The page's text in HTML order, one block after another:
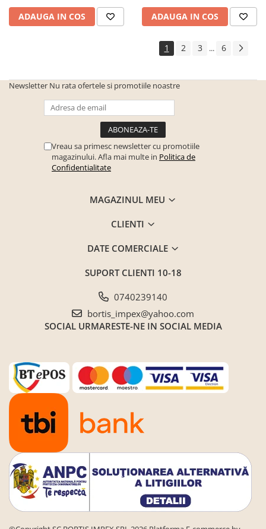
ADAUGA IN COS ADAUGA IN COS
1 2 3 ... 6
Newsletter Nu rata ofertele si promotiile noastre
Vreau sa primesc newsletter cu promotiile
magazinului. Afla mai multe in Politica de
Confidentialitate
MAGAZINUL MEU
CLIENTI
DATE COMERCIALE
SUPORT CLIENTI 10-18
0740239140
bortis_impex@yahoo.com
SOCIAL URMARESTE-NE IN SOCIAL MEDIA